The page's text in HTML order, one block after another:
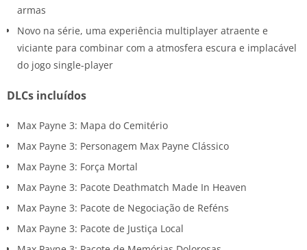
armas
Novo na série, uma experiência multiplayer atraente e
viciante para combinar com a atmosfera escura e implacável
do jogo single-player
DLCs incluídos
Max Payne 3: Mapa do Cemitério
Max Payne 3: Personagem Max Payne Clássico
Max Payne 3: Força Mortal
Max Payne 3: Pacote Deathmatch Made In Heaven
Max Payne 3: Pacote de Negociação de Reféns
Max Payne 3: Pacote de Justiça Local